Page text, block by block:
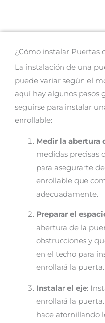
¿Cómo instalar Puertas
La instalación de una
puede variar según el
aquí hay algunos pasos
seguirse para instalar
enrollable:
Medir la abertura
medidas precisas
para asegurarte
enrollable que
adecuadamente.
Preparar el
abertura de la
obstrucciones y
en el techo para
enrollará la puerta.
Instalar el eje:
enrollará la
hace atornillando